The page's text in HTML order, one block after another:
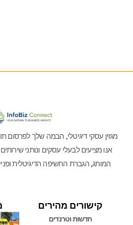
מגזין עסקי דיגיטלי, הבמה שלך לפרסום
אנו מציעים לבעלי עסקים ונותני
המותג, הגברת החשיפה הדיגיטלית
קישורים מהירים
חדשות וטרנדים